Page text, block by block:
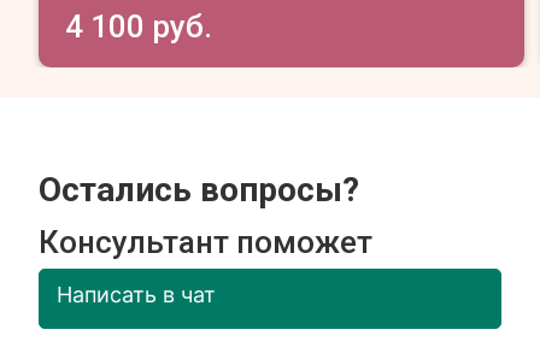
4 100 руб.
Остались вопросы?
Консультант поможет
Написать в чат